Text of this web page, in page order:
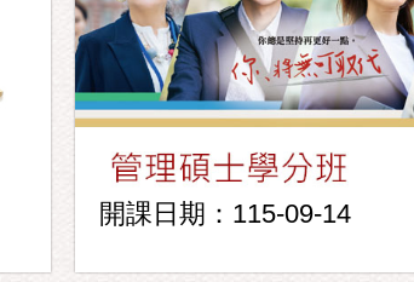
開課日期：115-09-14